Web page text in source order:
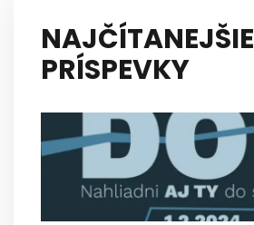
NAJČÍTANEJŠIE
PRÍSPEVKY